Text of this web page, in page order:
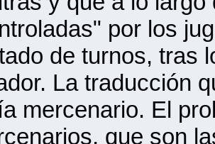
por los
de turnos, tras
La traducción
mercenario. El
que son